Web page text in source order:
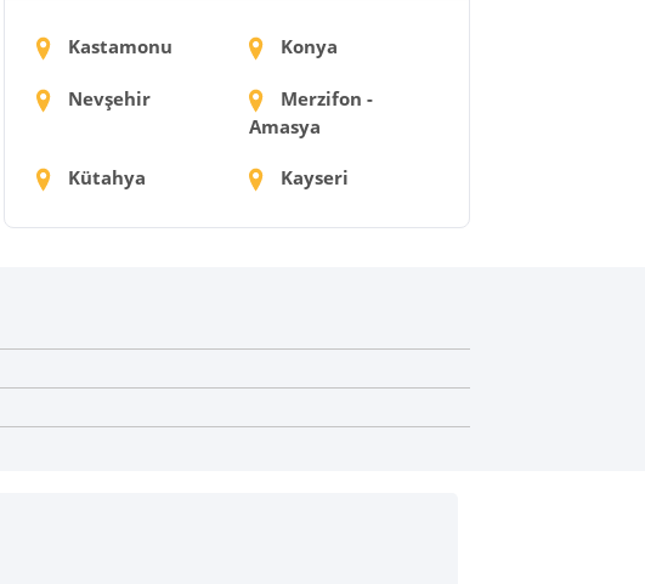
Kastamonu Konya
Nevşehir
Merzifon -
Amasya
Kütahya Kayseri